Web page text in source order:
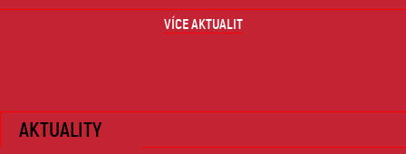
VÍCE AKTUALIT
AKTUALITY